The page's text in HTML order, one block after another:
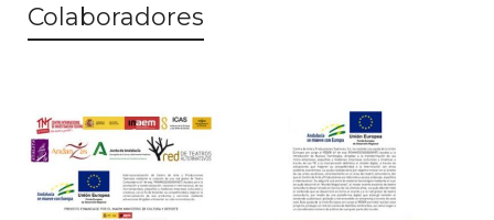
Colaboradores